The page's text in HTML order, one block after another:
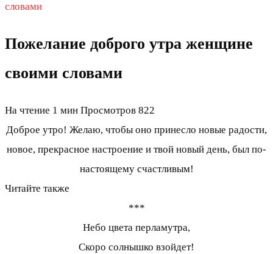
словами
Пожелание доброго утра женщине
своими словами
На чтение 1 мин Просмотров 822
Доброе утро! Желаю, чтобы оно принесло новые радости,
новое, прекрасное настроение и твой новый день, был по-
настоящему счастливым!
Читайте также
***
Небо цвета перламутра,
Скоро солнышко взойдет!